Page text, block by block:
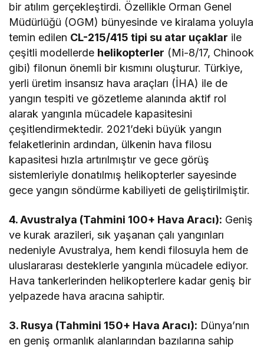
bir atılım gerçekleştirdi. Özellikle Orman Genel
Müdürlüğü (OGM) bünyesinde ve kiralama yoluyla
temin edilen CL-215/415 tipi su atar uçaklar ile
çeşitli modellerde helikopterler (Mi-8/17, Chinook
gibi) filonun önemli bir kısmını oluşturur. Türkiye,
yerli üretim insansız hava araçları (İHA) ile de
yangın tespiti ve gözetleme alanında aktif rol
alarak yangınla mücadele kapasitesini
çeşitlendirmektedir. 2021’deki büyük yangın
felaketlerinin ardından, ülkenin hava filosu
kapasitesi hızla artırılmıştır ve gece görüş
sistemleriyle donatılmış helikopterler sayesinde
gece yangın söndürme kabiliyeti de geliştirilmiştir.
4. Avustralya (Tahmini 100+ Hava Aracı): Geniş
ve kurak arazileri, sık yaşanan çalı yangınları
nedeniyle Avustralya, hem kendi filosuyla hem de
uluslararası desteklerle yangınla mücadele ediyor.
Hava tankerlerinden helikopterlere kadar geniş bir
yelpazede hava aracına sahiptir.
3. Rusya (Tahmini 150+ Hava Aracı): Dünya’nın
en geniş ormanlık alanlarından bazılarına sahip